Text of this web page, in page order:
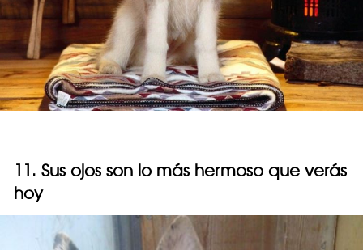
11. Sus ojos son lo más hermoso que verás
hoy